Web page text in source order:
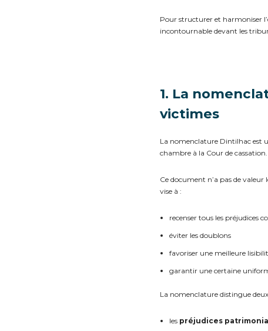
Pour structurer et harmoniser
incontournable devant les
1. La
victimes
La nomenclature Dintilhac est
chambre à la Cour de cassation.
Ce document n’a pas de valeur
vise à :
recenser tous les préjudices
éviter les doublons
favoriser une meilleure
garantir une certaine
La nomenclature distingue
les préjudices